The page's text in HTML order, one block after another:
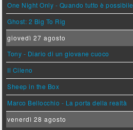
One Night Only - Quando tutto è possibile
Ghost: 2 Big To Rig
giovedì 27 agosto
Tony - Diario di un giovane cuoco
Il Cileno
Sheep in the Box
Marco Bellocchio - La porta della realtà
venerdì 28 agosto